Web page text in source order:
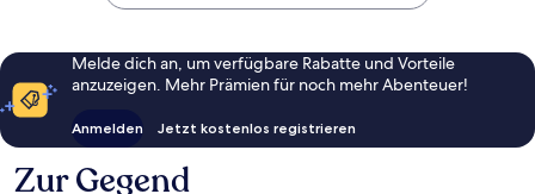
Melde dich an, um verfügbare Rabatte und Vorteile
anzuzeigen. Mehr Prämien für noch mehr Abenteuer!
Anmelden Jetzt kostenlos registrieren
Zur Gegend